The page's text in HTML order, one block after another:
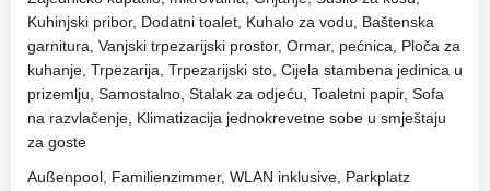
Kuhinjski pribor, Dodatni toalet, Kuhalo za vodu, Baštenska
garnitura, Vanjski trpezarijski prostor, Ormar, pećnica, Ploča za
kuhanje, Trpezarija, Trpezarijski sto, Cijela stambena jedinica u
prizemlju, Samostalno, Stalak za odjeću, Toaletni papir, Sofa
na razvlačenje, Klimatizacija jednokrevetne sobe u smještaju
za goste
Außenpool, Familienzimmer, WLAN inklusive, Parkplatz